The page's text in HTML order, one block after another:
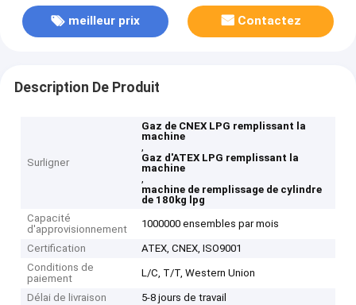
meilleur prix Contactez
Description De Produit
Surligner
Gaz de CNEX LPG remplissant la
machine
,
Gaz d'ATEX LPG remplissant la
machine
,
machine de remplissage de cylindre
de 180kg lpg
Capacité
d'approvisionnement
1000000 ensembles par mois
Certification
ATEX, CNEX, ISO9001
Conditions de
paiement
L/C, T/T, Western Union
Délai de livraison 5-8 jours de travail